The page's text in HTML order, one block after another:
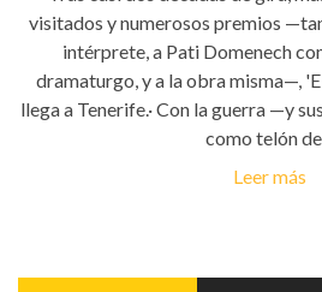
visitados y numerosos premios
intérprete, a Pati Domenech
dramaturgo, y a la obra misma—,
llega a Tenerife.· Con la guerra —y
como telón de...
Leer más